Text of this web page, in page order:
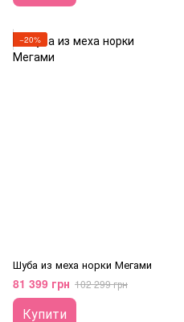
−20%
Шуба из меха норки Мегами
81 399 грн 102 299 грн
Купити